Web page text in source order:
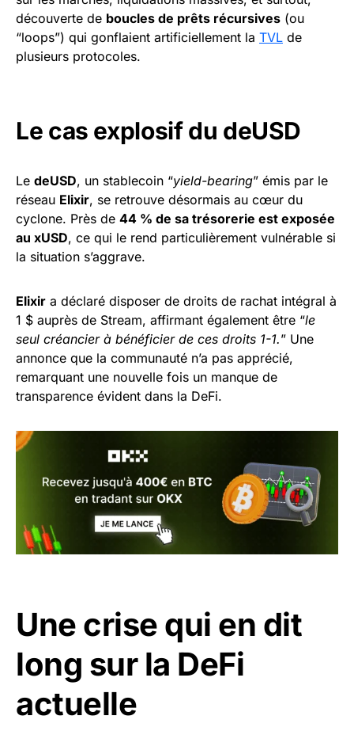
découverte de boucles de prêts récursives (ou
“loops”) qui gonflaient artificiellement la TVL de
plusieurs protocoles.
Le cas explosif du deUSD
Le deUSD, un stablecoin “yield-bearing” émis par le
réseau Elixir, se retrouve désormais au cœur du
cyclone. Près de 44 % de sa trésorerie est exposée
au xUSD, ce qui le rend particulièrement vulnérable si
la situation s’aggrave.
Elixir a déclaré disposer de droits de rachat intégral à
1 $ auprès de Stream, affirmant également être “le
seul créancier à bénéficier de ces droits 1-1.” Une
annonce que la communauté n’a pas apprécié,
remarquant une nouvelle fois un manque de
transparence évident dans la DeFi.
Une crise qui en dit
long sur la DeFi
actuelle